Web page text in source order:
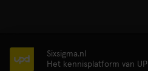
Sixsigma.nl
Het kennisplatform van